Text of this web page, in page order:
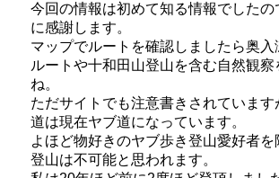
今回の情報は初めて知る情報でしたの
に感謝します。
マップでルートを確認しましたら奥
ルートや十和田山登山を含む自然観
ね。
ただサイトでも注意書きされていま
道は現在ヤブ道になっています。
よほど物好きのヤブ歩き登山愛好者
登山は不可能と思われます。